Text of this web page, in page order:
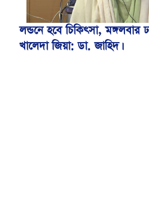
লন্ডনে হবে চিকিৎসা, মঙ্গলবার
খালেদা জিয়া: ডা. জাহিদ।